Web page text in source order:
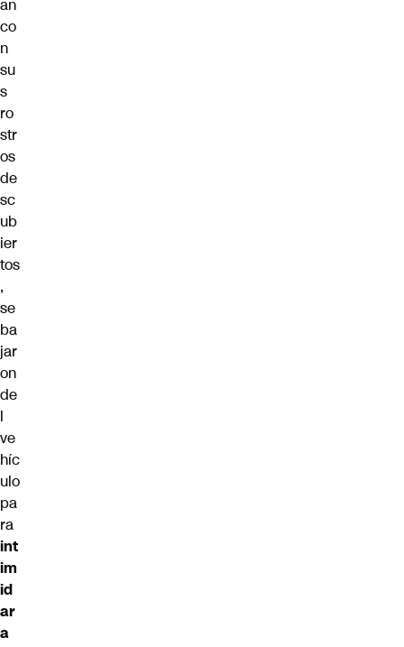
an
co
n
su
s
ro
str
os
de
sc
ub
ier
tos
,
se
ba
jar
on
de
l
ve
híc
ulo
pa
ra
int
im
id
ar
a